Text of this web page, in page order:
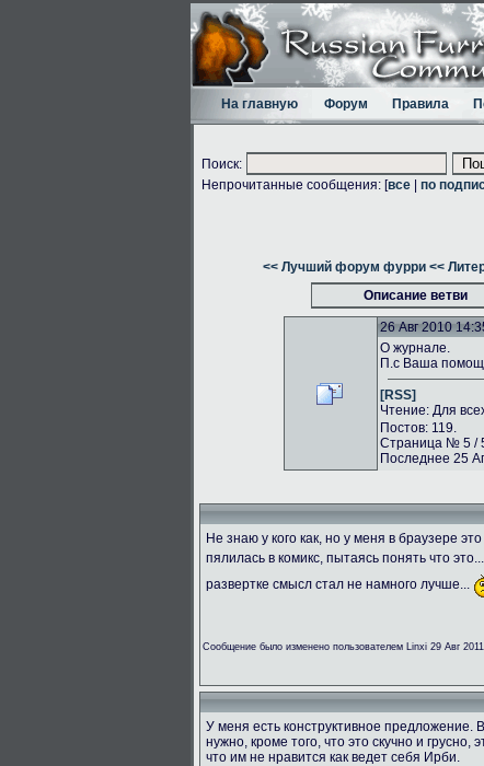
На главную Форум Правила
Поиск:
Непрочитанные сообщения: [все по
<< Лучший форум фурри <<
Описание ветви
26 Авг 2010
О журнале.
П.с Ваша
[RSS]
Чтение: Для
Постов: 119.
Страница № 5 /
Последнее 25
Не знаю у кого как, но у меня в браузере
пялилась в комикс, пытаясь понять что
развертке смысл стал не намного лучше...
Сообщение было изменено пользователем Linxi 29 Авг
У меня есть конструктивное предложение.
нужно, кроме того, что это скучно и грусно,
что им не нравится как ведет себя Ирби.